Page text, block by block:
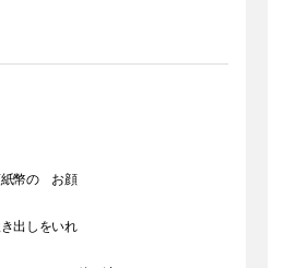
紙幣の お顔
出しをいれ